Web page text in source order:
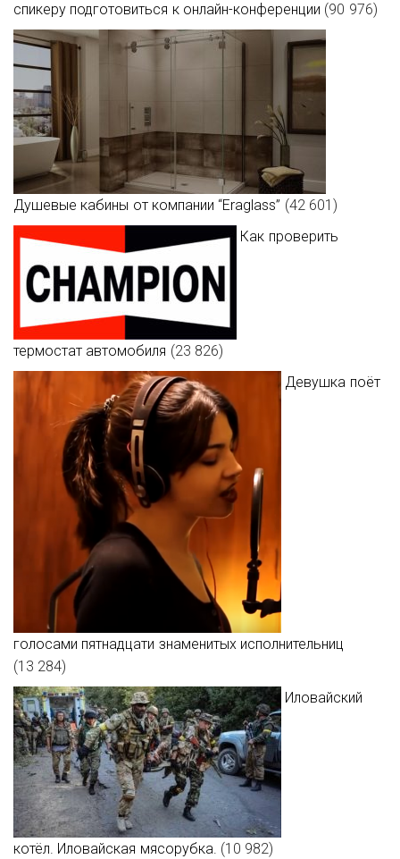
спикеру подготовиться к онлайн-конференции (90 976)
Душевые кабины от компании “Eraglass” (42 601)
Как проверить
термостат автомобиля (23 826)
Девушка поёт
голосами пятнадцати знаменитых исполнительниц
(13 284)
Иловайский
котёл. Иловайская мясорубка. (10 982)